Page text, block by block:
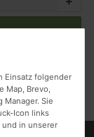
Einsatz folgender
Map, Brevo,
Manager. Sie
Icon links
und in unserer